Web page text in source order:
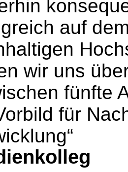
auf
wir uns
fünfte
für